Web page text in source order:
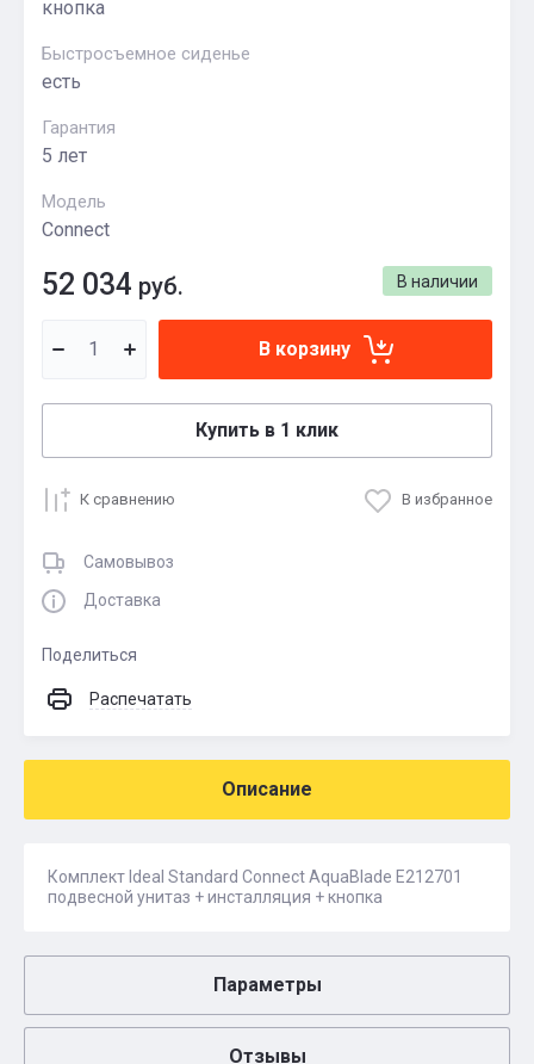
кнопка
Быстросъемное сиденье
есть
Гарантия
5 лет
Модель
Connect
В наличии
52 034 руб.
В корзину
Купить в 1 клик
К сравнению В избранное
Самовывоз
Доставка
Поделиться
Распечатать
Описание
Комплект Ideal Standard Connect AquaBlade E212701
подвесной унитаз + инсталляция + кнопка
Параметры
Отзывы